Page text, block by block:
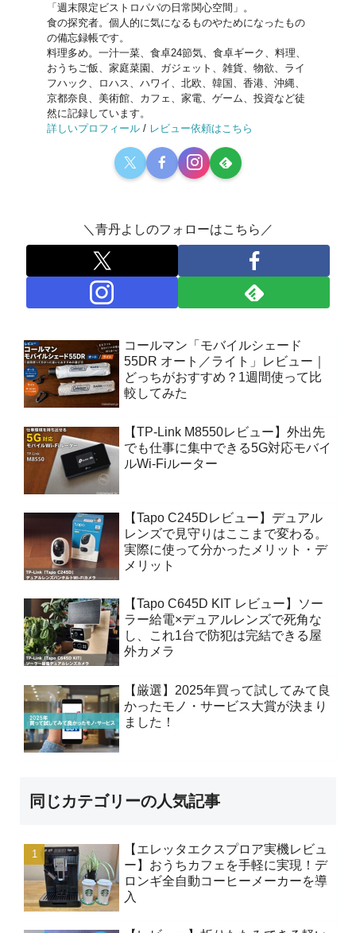
「週末限定ビストロパパの日常関心空間」。
食の探究者。個人的に気になるものやためになったもの
の備忘録帳です。
料理多め。一汁一菜、食卓24節気、食卓ギーク、料理、
おうちご飯、家庭菜園、ガジェット、雑貨、物欲、ライ
フハック、ロハス、ハワイ、北欧、韓国、香港、沖縄、
京都奈良、美術館、カフェ、家電、ゲーム、投資など徒
然に記録しています。
詳しいプロフィール / レビュー依頼はこちら
＼青丹よしのフォローはこちら／
コールマン「モバイルシェード
55DR オート／ライト」レビュー｜
どっちがおすすめ？1週間使って比
較してみた
【TP-Link M8550レビュー】外出先
でも仕事に集中できる5G対応モバイ
ルWi-Fiルーター
【Tapo C245Dレビュー】デュアル
レンズで見守りはここまで変わる。
実際に使って分かったメリット・デ
メリット
【Tapo C645D KIT レビュー】ソー
ラー給電×デュアルレンズで死角な
し、これ1台で防犯は完結できる屋
外カメラ
【厳選】2025年買って試してみて良
かったモノ・サービス大賞が決まり
ました！
同じカテゴリーの人気記事
【エレッタエクスプロア実機レビュ
ー】おうちカフェを手軽に実現！デ
ロンギ全自動コーヒーメーカーを導
入